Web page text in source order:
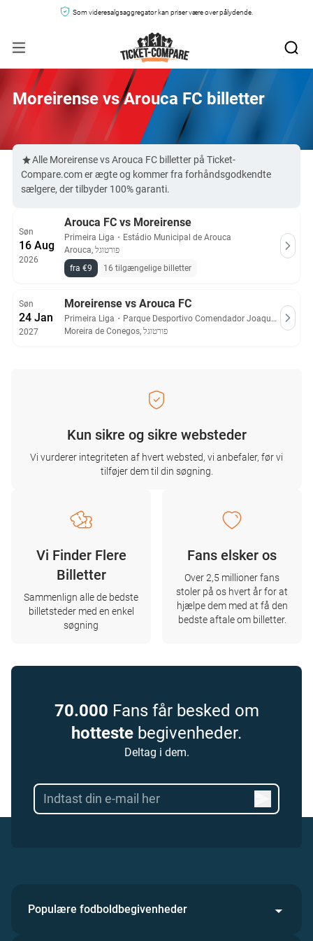
Som videresalgsaggregator kan priser være over pålydende.
Moreirense vs Arouca FC billetter
Alle Moreirense vs Arouca FC billetter på Ticket-
Compare.com er ægte og kommer fra forhåndsgodkendte
sælgere, der tilbyder 100% garanti.
Søn
16 Aug
2026
Arouca FC vs Moreirense
Primeira Liga ・ Estádio Municipal de Arouca
Arouca, פורטוגל
fra €9
16 tilgængelige billetter
Søn
24 Jan
2027
Moreirense vs Arouca FC
Primeira Liga ・
Parque Desportivo Comendador Joaquim de Almeida Freitas
Moreira de Conegos, פורטוגל
Kun sikre og sikre websteder
Vi vurderer integriteten af ​​hvert websted, vi anbefaler, før vi
tilføjer dem til din søgning.
Vi Finder Flere
Billetter
Sammenlign alle de bedste
billetsteder med en enkel
søgning
Fans elsker os
Over 2,5 millioner fans
stoler på os hvert år for at
hjælpe dem med at få den
bedste aftale om billetter.
70.000 Fans får besked om
hotteste begivenheder.
Deltag i dem.
Populære fodboldbegivenheder